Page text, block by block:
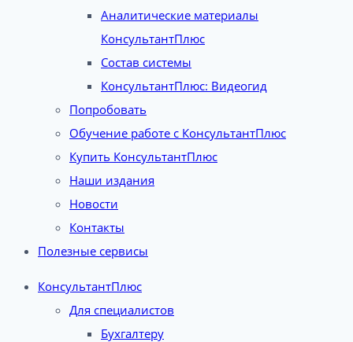
Аналитические материалы
КонсультантПлюс
Состав системы
КонсультантПлюс: Видеогид
Попробовать
Обучение работе с КонсультантПлюс
Купить КонсультантПлюс
Наши издания
Новости
Контакты
Полезные сервисы
КонсультантПлюс
Для специалистов
Бухгалтеру